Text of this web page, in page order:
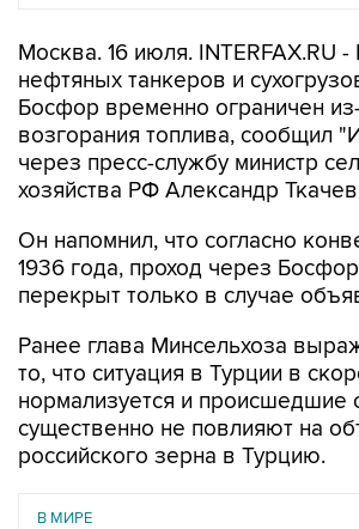
Москва. 16 июля. INTERFAX.RU
нефтяных танкеров и
Босфор временно ограничен
возгорания топлива, сообщил
через пресс-службу министр
хозяйства РФ Александр
Он напомнил, что согласно
1936 года, проход через
перекрыт только в случае
Ранее глава Минсельхоза
то, что ситуация в Турции в
нормализуется и происшедшие
существенно не повлияют на
российского зерна в Турцию.
В МИРЕ